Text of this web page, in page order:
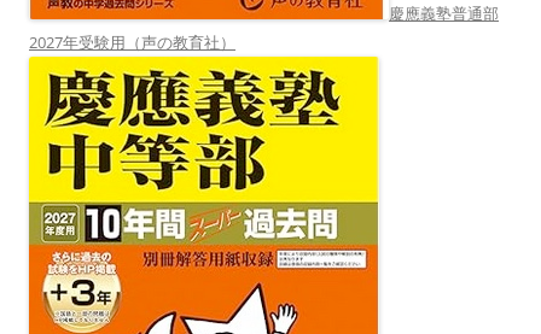
慶應義塾普通部
2027年受験用（声の教育社）